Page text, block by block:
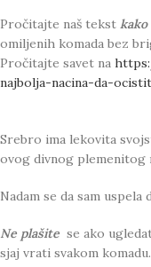
Pročitajte naš tekst
omiljenih komada bez
Pročitajte savet na
najbolja-nacina-da-
Srebro ima lekovita
ovog divnog plemenitog
Nadam se da sam
Ne plašite se ako
sjaj vrati svakom komadu.